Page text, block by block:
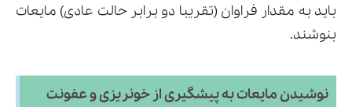
باید به مقدار فراوان (تقریبا دو برابر حالت عادی) مایعات
بنوشند.
نوشیدن مایعات به پیشگیری از خونریزی و عفونت